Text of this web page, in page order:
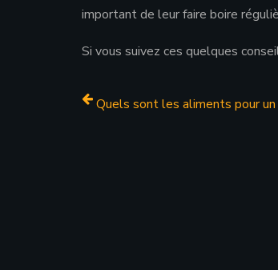
important de leur faire boire
Si vous suivez ces quelques
Quels sont les aliments pour